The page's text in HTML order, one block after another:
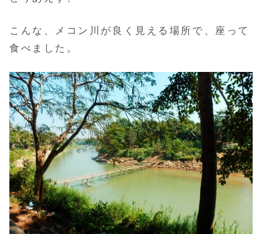
こんな、メコン川が良く見える場所で、座って
食べました。